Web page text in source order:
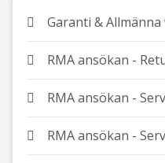
Garanti &
RMA ansökan -
RMA ansökan -
RMA ansökan -